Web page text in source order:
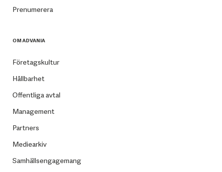
Prenumerera
OM ADVANIA
Företagskultur
Hållbarhet
Offentliga avtal
Management
Partners
Mediearkiv
Samhällsengagemang